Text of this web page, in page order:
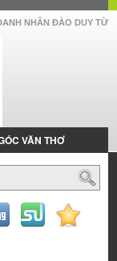
NHÂN ĐÀO DUY TỪ
VĂN THƠ